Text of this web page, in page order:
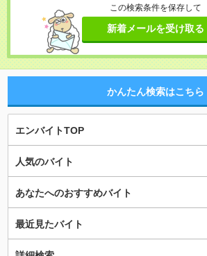
この検索条件を保存して
新着メールを受け取る
かんたん検索はこちら
エンバイトTOP
人気のバイト
あなたへのおすすめバイト
最近見たバイト